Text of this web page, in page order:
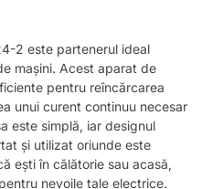
2 este partenerul ideal
mașini. Acest aparat de
pentru reîncărcarea
unui curent continuu necesar
este simplă, iar designul
și utilizat oriunde este
ești în călătorie sau acasă,
nevoile tale electrice.